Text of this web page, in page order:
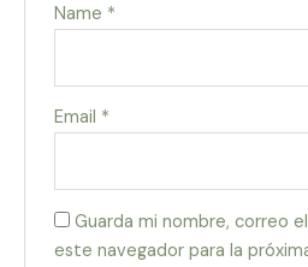
Name *
Email *
Guarda mi nombre, correo
este navegador para la